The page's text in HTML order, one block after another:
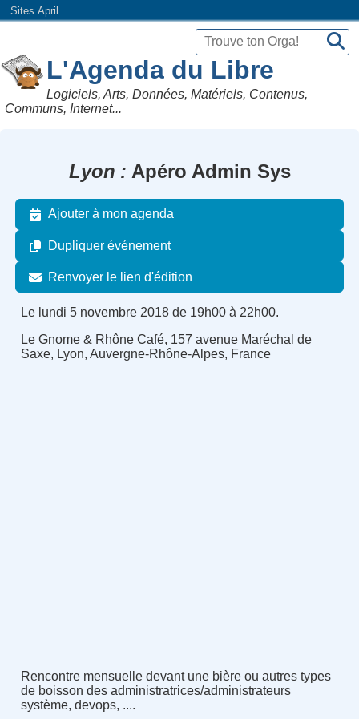
Sites April...
L'Agenda du Libre
Logiciels, Arts, Données, Matériels, Contenus,
Communs, Internet...
Lyon Apéro Admin Sys
Ajouter à mon agenda
Dupliquer événement
Renvoyer le lien d'édition
Le lundi 5 novembre 2018 de 19h00 à 22h00.
Le Gnome & Rhône Café, 157 avenue Maréchal de
Saxe, Lyon, Auvergne-Rhône-Alpes, France
Rencontre mensuelle devant une bière ou autres types
de boisson des administratrices/administrateurs
système, devops, ....